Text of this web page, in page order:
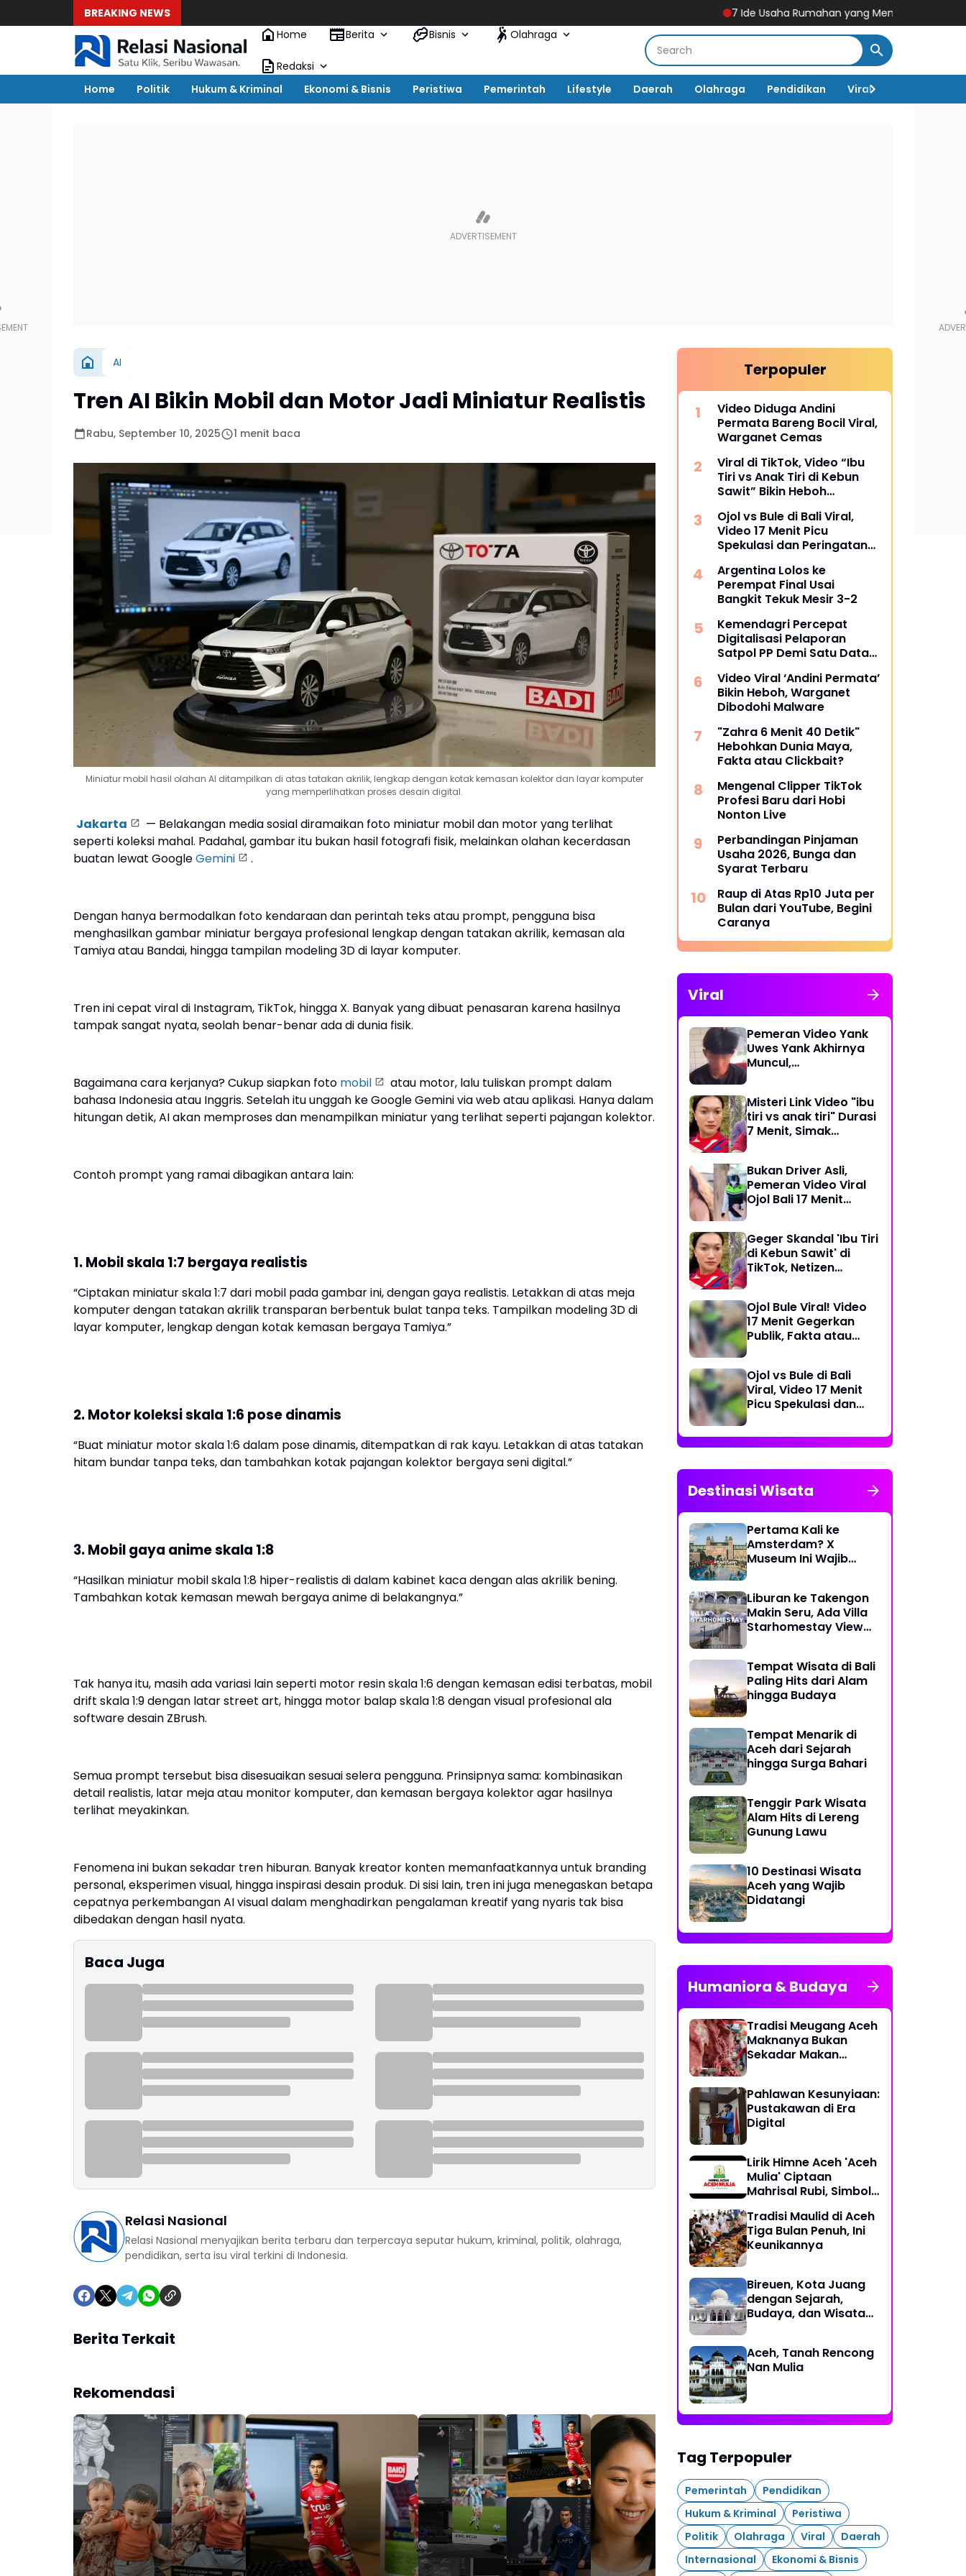
BREAKING NEWS
7 Ide Usaha Rumahan yang Menjanjikan, Modal
Home
Berita Bisnis Olahraga
Redaksi
Home
Politik Hukum & Kriminal Ekonomi & Bisnis Peristiwa Pemerintah Lifestyle Daerah Olahraga Pendidikan Viral
AI
Tren AI Bikin Mobil dan Motor Jadi Miniatur Realistis
Rabu, September 10, 2025 1 menit baca
Miniatur mobil hasil olahan AI ditampilkan di atas tatakan akrilik, lengkap dengan kotak kemasan kolektor dan layar komputer
yang memperlihatkan proses desain digital.
Jakarta
— Belakangan media sosial diramaikan foto miniatur mobil dan motor yang terlihat
seperti koleksi mahal. Padahal, gambar itu bukan hasil fotografi fisik, melainkan olahan kecerdasan
buatan lewat GoogleGemini .
Dengan hanya bermodalkan foto kendaraan dan perintah teks atau prompt, pengguna bisa
menghasilkan gambar miniatur bergaya profesional lengkap dengan tatakan akrilik, kemasan ala
Tamiya atau Bandai, hingga tampilan modeling 3D di layar komputer.
Tren ini cepat viral di Instagram, TikTok, hingga X. Banyak yang dibuat penasaran karena hasilnya
tampak sangat nyata, seolah benar-benar ada di dunia fisik.
Bagaimana cara kerjanya? Cukup siapkan foto mobil
atau motor, lalu tuliskan prompt dalam
bahasa Indonesia atau Inggris. Setelah itu unggah ke Google Gemini via web atau aplikasi. Hanya dalam
hitungan detik, AI akan memproses dan menampilkan miniatur yang terlihat seperti pajangan kolektor.
Contoh prompt yang ramai dibagikan antara lain:
1. Mobil skala 1:7 bergaya realistis
“Ciptakan miniatur skala 1:7 dari mobil pada gambar ini, dengan gaya realistis. Letakkan di atas meja
komputer dengan tatakan akrilik transparan berbentuk bulat tanpa teks. Tampilkan modeling 3D di
layar komputer, lengkap dengan kotak kemasan bergaya Tamiya.”
2. Motor koleksi skala 1:6 pose dinamis
“Buat miniatur motor skala 1:6 dalam pose dinamis, ditempatkan di rak kayu. Letakkan di atas tatakan
hitam bundar tanpa teks, dan tambahkan kotak pajangan kolektor bergaya seni digital.”
3. Mobil gaya anime skala 1:8
“Hasilkan miniatur mobil skala 1:8 hiper-realistis di dalam kabinet kaca dengan alas akrilik bening.
Tambahkan kotak kemasan mewah bergaya anime di belakangnya.”
Tak hanya itu, masih ada variasi lain seperti motor resin skala 1:6 dengan kemasan edisi terbatas, mobil
drift skala 1:9 dengan latar street art, hingga motor balap skala 1:8 dengan visual profesional ala
software desain ZBrush.
Semua prompt tersebut bisa disesuaikan sesuai selera pengguna. Prinsipnya sama: kombinasikan
detail realistis, latar meja atau monitor komputer, dan kemasan bergaya kolektor agar hasilnya
terlihat meyakinkan.
Fenomena ini bukan sekadar tren hiburan. Banyak kreator konten memanfaatkannya untuk branding
personal, eksperimen visual, hingga inspirasi desain produk. Di sisi lain, tren ini juga menegaskan betapa
cepatnya perkembangan AI visual dalam menghadirkan pengalaman kreatif yang nyaris tak bisa
dibedakan dengan hasil nyata.
Baca Juga
Relasi Nasional
Relasi Nasional menyajikan berita terbaru dan terpercaya seputar hukum, kriminal, politik, olahraga,
pendidikan, serta isu viral terkini di Indonesia.
Berita Terkait
Rekomendasi
Miniatur AI Lagi Viral di
Medsos, Begini Cara
Bikinnya
Terpopuler
Video Diduga Andini
Permata Bareng Bocil Viral,
Warganet Cemas
Viral di TikTok, Video “Ibu
Tiri vs Anak Tiri di Kebun
Sawit” Bikin Heboh
Ojol vs Bule di Bali Viral,
Video 17 Menit Picu
Spekulasi dan Peringatan
Argentina Lolos ke
Perempat Final Usai
Bangkit Tekuk Mesir 3-2
Kemendagri Percepat
Digitalisasi Pelaporan
Satpol PP Demi Satu Data
Video Viral ‘Andini Permata’
Bikin Heboh, Warganet
Dibodohi Malware
"Zahra 6 Menit 40 Detik"
Hebohkan Dunia Maya,
Fakta atau Clickbait?
Mengenal Clipper TikTok
Profesi Baru dari Hobi
Nonton Live
Perbandingan Pinjaman
Usaha 2026, Bunga dan
Syarat Terbaru
Raup di Atas Rp10 Juta per
Bulan dari YouTube, Begini
Caranya
Viral
Pemeran Video Yank
Uwes Yank Akhirnya
Muncul,
Misteri Link Video "ibu
tiri vs anak tiri" Durasi
7 Menit, Simak
Bukan Driver Asli,
Pemeran Video Viral
Ojol Bali 17 Menit
Geger Skandal 'Ibu Tiri
di Kebun Sawit' di
TikTok, Netizen
Ojol Bule Viral! Video
17 Menit Gegerkan
Publik, Fakta atau
Ojol vs Bule di Bali
Viral, Video 17 Menit
Picu Spekulasi dan
Destinasi Wisata
Pertama Kali ke
Amsterdam? X
Museum Ini Wajib
Liburan ke Takengon
Makin Seru, Ada Villa
Starhomestay View
Tempat Wisata di Bali
Paling Hits dari Alam
hingga Budaya
Tempat Menarik di
Aceh dari Sejarah
hingga Surga Bahari
Tenggir Park Wisata
Alam Hits di Lereng
Gunung Lawu
10 Destinasi Wisata
Aceh yang Wajib
Didatangi
Humaniora & Budaya
Tradisi Meugang Aceh
Maknanya Bukan
Sekadar Makan
Pahlawan Kesunyiaan:
Pustakawan di Era
Digital
Lirik Himne Aceh 'Aceh
Mulia' Ciptaan
Mahrisal Rubi, Simbol
dan Perjuangan
Tradisi Maulid di Aceh
Tiga Bulan Penuh, Ini
Keunikannya
Bireuen, Kota Juang
dengan Sejarah,
Budaya, dan Wisata
Aceh, Tanah Rencong
Nan Mulia
Tag Terpopuler
Pemerintah
Pendidikan
Hukum & Kriminal
Peristiwa
Politik
Olahraga Viral
Daerah
Internasional
Ekonomi & Bisnis